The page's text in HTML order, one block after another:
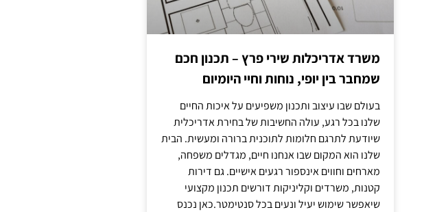
משרד אדריכלות שירי פרץ – תכנון חכם
שמחבר בין יופי, נוחות וחיי היומיום
בעולם שבו עיצוב ותכנון משפיעים על איכות החיים
שלנו בכל רגע, עולה החשיבות של בחירת אדריכלית
שיודעת לתרגם חלומות לתוכנית ברורה ומעשית. הבית
שלנו הוא המקום שבו אנחנו חיים, מגדלים משפחה,
מארחים וחווים אינספור רגעים אישיים. גם דירות
קטנות, משרדים וקליניקות דורשים תכנון מקצועי
שיאפשר שימוש יעיל ונעים בכל סנטימטר.כאן נכנס